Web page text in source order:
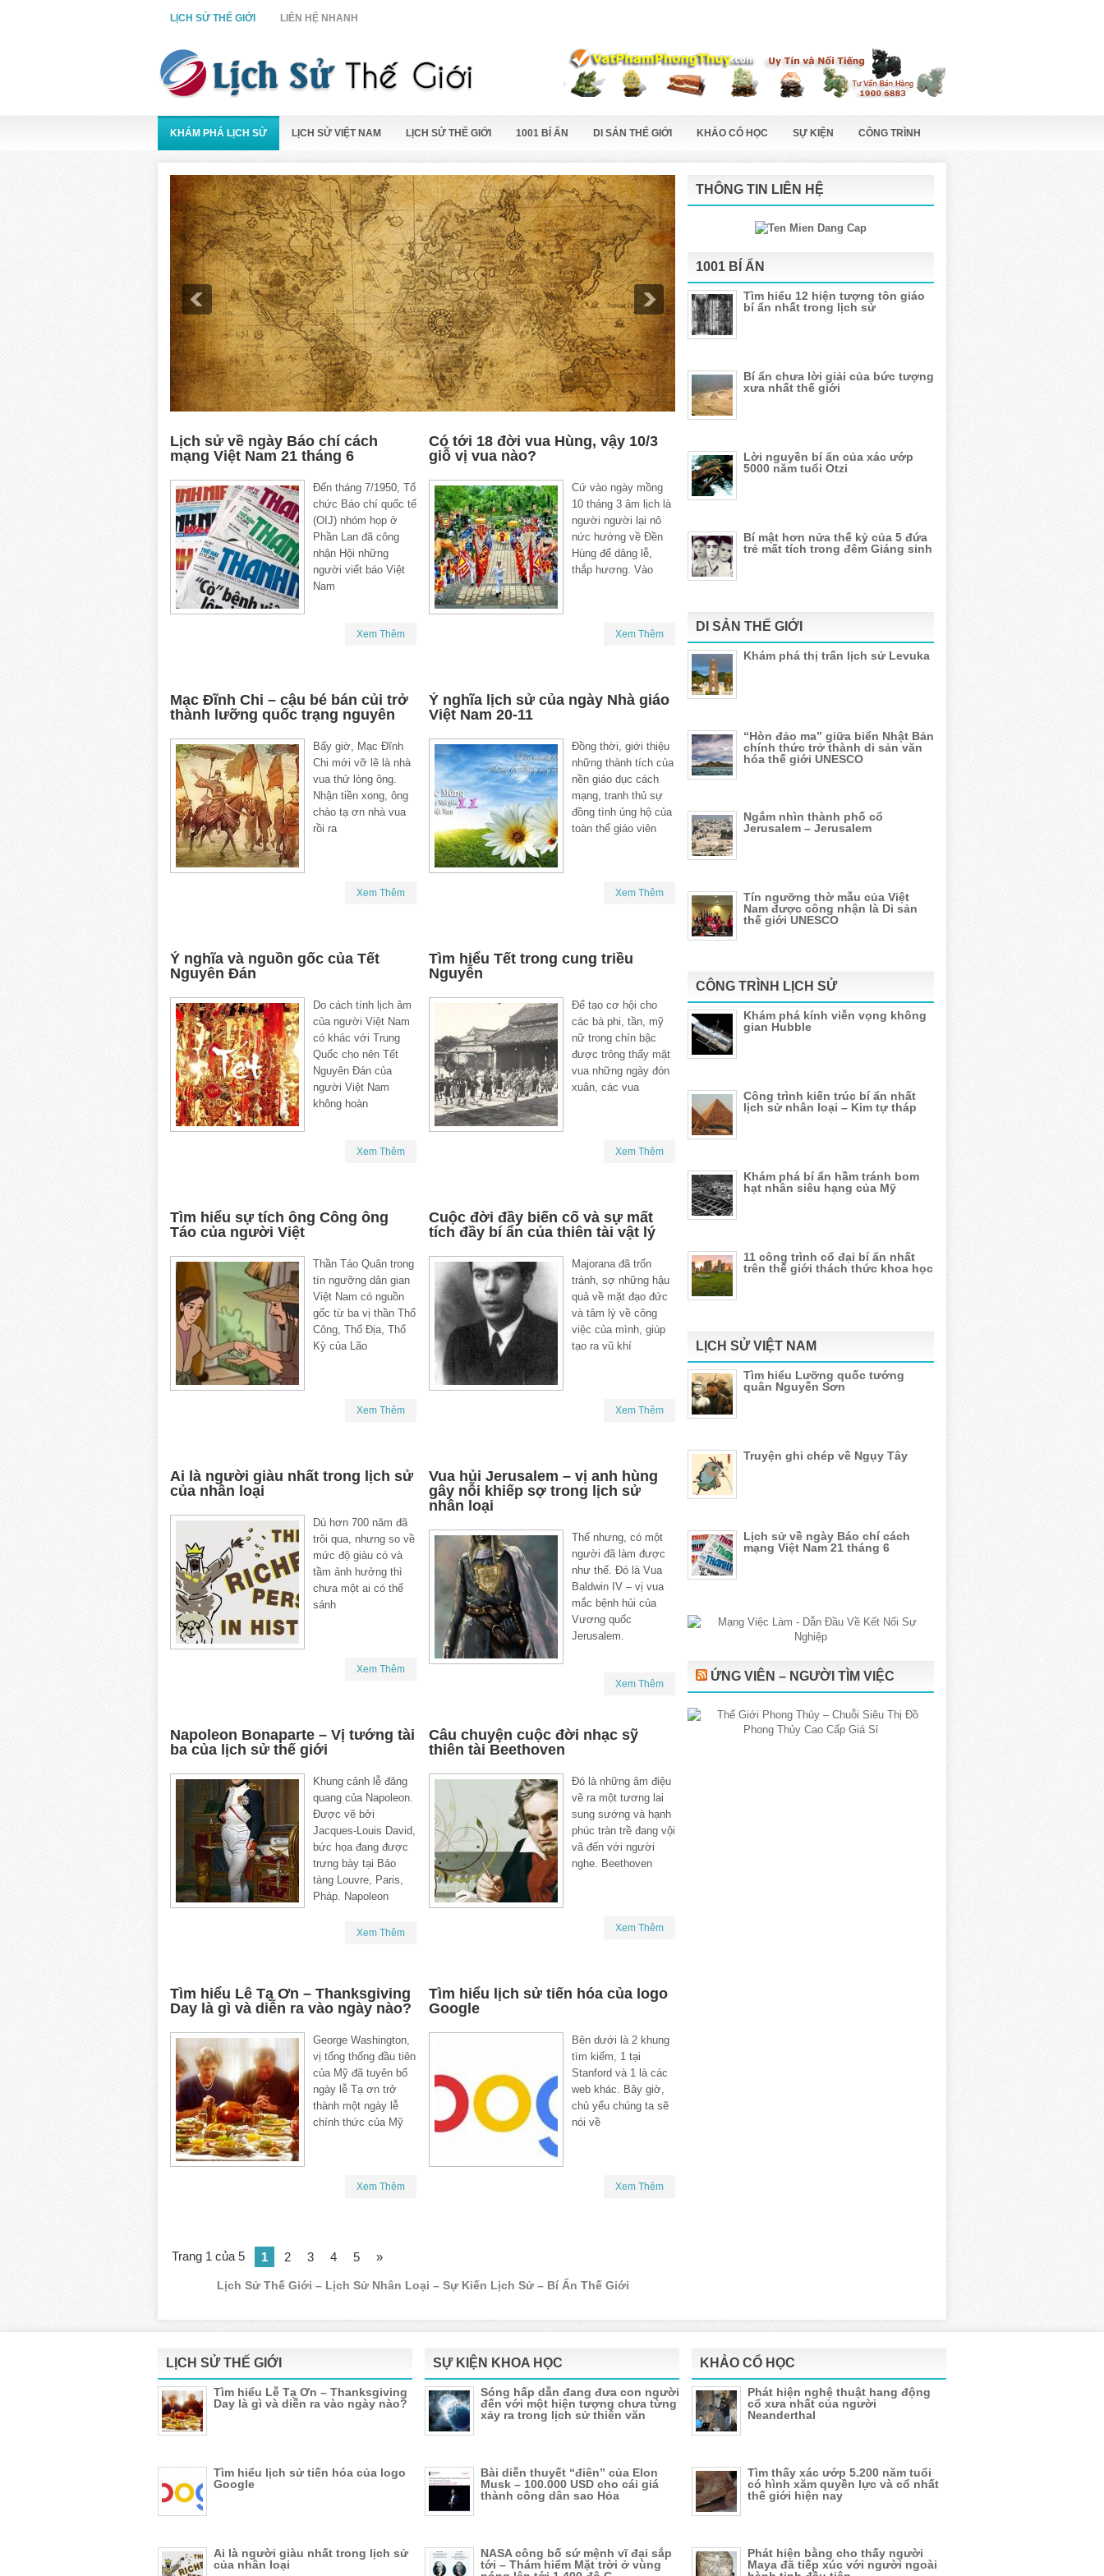
LỊCH SỬ THẾ GIỚI LIÊN HỆ NHANH
KHÁM PHÁ LỊCH SỬ LỊCH SỬ VIỆT NAM LỊCH SỬ THẾ GIỚI 1001 BÍ ẨN DI SẢN THẾ GIỚI KHẢO CỔ HỌC SỰ KIỆN CÔNG TRÌNH
Lịch sử về ngày Báo chí cách
mạng Việt Nam 21 tháng 6
Đến tháng 7/1950, Tổ
chức Báo chí quốc tế
(OIJ) nhóm họp ở
Phần Lan đã công
nhận Hội những
người viết báo Việt
Nam
Xem Thêm
Có tới 18 đời vua Hùng, vậy 10/3
giỗ vị vua nào?
Cứ vào ngày mồng
10 tháng 3 âm lịch là
người người lại nô
nức hướng về Đền
Hùng để dâng lễ,
thắp hương. Vào
Xem Thêm
Mạc Đĩnh Chi – cậu bé bán củi trở
thành lưỡng quốc trạng nguyên
Bấy giờ, Mạc Đĩnh
Chi mới vỡ lẽ là nhà
vua thử lòng ông.
Nhận tiền xong, ông
chào tạ ơn nhà vua
rồi ra
Xem Thêm
Ý nghĩa lịch sử của ngày Nhà giáo
Việt Nam 20-11
Đồng thời, giới thiệu
những thành tích của
nền giáo dục cách
mạng, tranh thủ sự
đồng tình ủng hộ của
toàn thể giáo viên
Xem Thêm
Ý nghĩa và nguồn gốc của Tết
Nguyên Đán
Do cách tính lịch âm
của người Việt Nam
có khác với Trung
Quốc cho nên Tết
Nguyên Đán của
người Việt Nam
không hoàn
Xem Thêm
Tìm hiểu Tết trong cung triều
Nguyễn
Để tạo cơ hội cho
các bà phi, tần, mỹ
nữ trong chín bậc
được trông thấy mặt
vua những ngày đón
xuân, các vua
Xem Thêm
Tìm hiểu sự tích ông Công ông
Táo của người Việt
Thần Táo Quân trong
tín ngưỡng dân gian
Việt Nam có nguồn
gốc từ ba vị thần Thổ
Công, Thổ Địa, Thổ
Kỳ của Lão
Xem Thêm
Cuộc đời đầy biến cố và sự mất
tích đầy bí ẩn của thiên tài vật lý
Majorana đã trốn
tránh, sợ những hậu
quả về mặt đạo đức
và tâm lý về công
việc của mình, giúp
tạo ra vũ khí
Xem Thêm
Ai là người giàu nhất trong lịch sử
của nhân loại
Dù hơn 700 năm đã
trôi qua, nhưng so về
mức độ giàu có và
tầm ảnh hưởng thì
chưa một ai có thể
sánh
Xem Thêm
Vua hủi Jerusalem – vị anh hùng
gây nỗi khiếp sợ trong lịch sử
nhân loại
Thế nhưng, có một
người đã làm được
như thế. Đó là Vua
Baldwin IV – vị vua
mắc bệnh hủi của
Vương quốc
Jerusalem.
Xem Thêm
Napoleon Bonaparte – Vị tướng tài
ba của lịch sử thế giới
Khung cảnh lễ đăng
quang của Napoleon.
Được vẽ bởi
Jacques-Louis David,
bức họa đang được
trưng bày tại Bảo
tàng Louvre, Paris,
Pháp. Napoleon
Xem Thêm
Câu chuyện cuộc đời nhạc sỹ
thiên tài Beethoven
Đó là những âm điệu
vẽ ra một tương lai
sung sướng và hạnh
phúc tràn trề đang vội
vã đến với người
nghe. Beethoven
Xem Thêm
Tìm hiểu Lễ Tạ Ơn – Thanksgiving
Day là gì và diễn ra vào ngày nào?
George Washington,
vị tổng thống đầu tiên
của Mỹ đã tuyên bố
ngày lễ Tạ ơn trở
thành một ngày lễ
chính thức của Mỹ
Xem Thêm
Tìm hiểu lịch sử tiến hóa của logo
Google
Bên dưới là 2 khung
tìm kiếm, 1 tại
Stanford và 1 là các
web khác. Bây giờ,
chủ yếu chúng ta sẽ
nói về
Xem Thêm
Trang 1 của 5 1 2 3 4 5 »
Lịch Sử Thế Giới – Lịch Sử Nhân Loại – Sự Kiến Lịch Sử – Bí Ẩn Thế Giới
THÔNG TIN LIÊN HỆ
1001 BÍ ẨN
Tìm hiểu 12 hiện tượng tôn giáo
bí ẩn nhất trong lịch sử
Bí ẩn chưa lời giải của bức tượng
xưa nhất thế giới
Lời nguyền bí ẩn của xác ướp
5000 năm tuổi Otzi
Bí mật hơn nửa thế kỷ của 5 đứa
trẻ mất tích trong đêm Giáng sinh
DI SẢN THẾ GIỚI
Khám phá thị trấn lịch sử Levuka
“Hòn đảo ma” giữa biển Nhật Bản
chính thức trở thành di sản văn
hóa thế giới UNESCO
Ngắm nhìn thành phố cổ
Jerusalem – Jerusalem
Tín ngưỡng thờ mẫu của Việt
Nam được công nhận là Di sản
thế giới UNESCO
CÔNG TRÌNH LỊCH SỬ
Khám phá kính viễn vọng không
gian Hubble
Công trình kiến trúc bí ẩn nhất
lịch sử nhân loại – Kim tự tháp
Khám phá bí ẩn hầm tránh bom
hạt nhân siêu hạng của Mỹ
11 công trình cổ đại bí ẩn nhất
trên thế giới thách thức khoa học
LỊCH SỬ VIỆT NAM
Tìm hiểu Lưỡng quốc tướng
quân Nguyễn Sơn
Truyện ghi chép về Ngụy Tây
Lịch sử về ngày Báo chí cách
mạng Việt Nam 21 tháng 6
ỨNG VIÊN – NGƯỜI TÌM VIỆC
LỊCH SỬ THẾ GIỚI
Tìm hiểu Lễ Tạ Ơn – Thanksgiving
Day là gì và diễn ra vào ngày nào?
Tìm hiểu lịch sử tiến hóa của logo
Google
Ai là người giàu nhất trong lịch sử
của nhân loại
SỰ KIỆN KHOA HỌC
Sóng hấp dẫn đang đưa con người
đến với một hiện tượng chưa từng
xảy ra trong lịch sử thiên văn
Bài diễn thuyết “điên” của Elon
Musk – 100.000 USD cho cái giá
thành công dân sao Hỏa
NASA công bố sứ mệnh vĩ đại sắp
tới – Thám hiểm Mặt trời ở vùng
KHẢO CỔ HỌC
Phát hiện nghệ thuật hang động
cổ xưa nhất của người
Neanderthal
Tìm thấy xác ướp 5.200 năm tuổi
có hình xăm quyền lực và cổ nhất
thế giới hiện nay
Phát hiện bằng cho thấy người
Maya đã tiếp xúc với người ngoài